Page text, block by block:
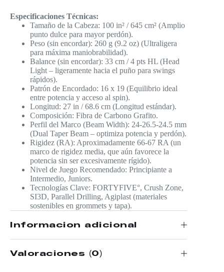
Especificaciones Técnicas:
Tamaño de la Cabeza: 100 in² / 645 cm² (Amplio
punto dulce para mayor perdón).
Peso (sin encordar): 260 g (9.2 oz) (Ultraligera
para máxima maniobrabilidad).
Balance (sin encordar): 33 cm / 4 pts HL (Head
Light – ligeramente hacia el puño para swings
rápidos).
Patrón de Encordado: 16 x 19 (Equilibrio ideal
entre potencia y acceso al spin).
Longitud: 27 in / 68.6 cm (Longitud estándar).
Composición: Fibra de Carbono Grafito.
Perfil del Marco (Beam Width): 24-26.5-24.5 mm
(Dual Taper Beam – optimiza potencia y perdón).
Rigidez (RA): Aproximadamente 66-67 RA (un
marco de rigidez media, que aún favorece la
potencia sin ser excesivamente rígido).
Nivel de Juego Recomendado: Principiante a
Intermedio, Juniors.
Tecnologías Clave: FORTYFIVE°, Crush Zone,
SI3D, Parallel Drilling, Agiplast (materiales
sostenibles en grommets y tapa).
Información adicional
Valoraciones (0)